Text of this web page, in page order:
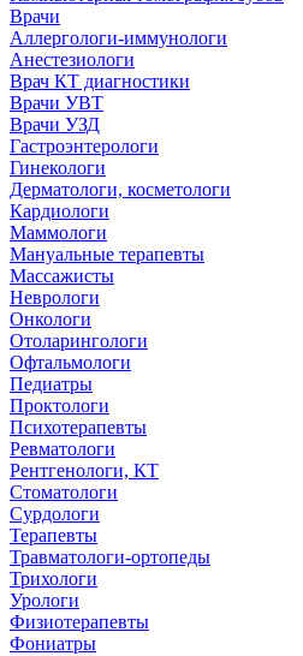
Врачи
Аллергологи-иммунологи
Анестезиологи
Врач КТ диагностики
Врачи УВТ
Врачи УЗД
Гастроэнтерологи
Гинекологи
Дерматологи, косметологи
Кардиологи
Маммологи
Мануальные терапевты
Массажисты
Неврологи
Онкологи
Отоларингологи
Офтальмологи
Педиатры
Проктологи
Психотерапевты
Ревматологи
Рентгенологи, КТ
Стоматологи
Сурдологи
Терапевты
Травматологи-ортопеды
Трихологи
Урологи
Физиотерапевты
Фониатры